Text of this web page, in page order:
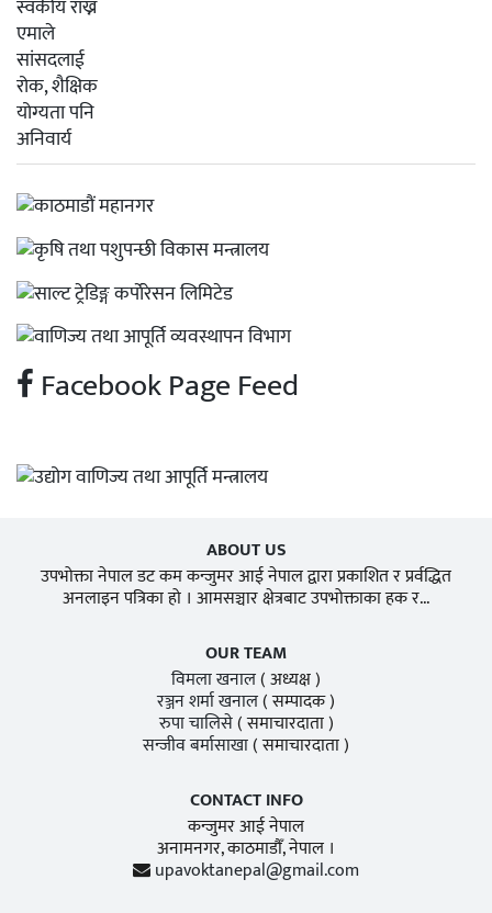
Facebook Page Feed
ABOUT US
उपभोक्ता नेपाल डट कम कन्जुमर आई नेपाल द्वारा प्रकाशित र प्रर्वद्धित
अनलाइन पत्रिका हो । आमसञ्चार क्षेत्रबाट उपभोक्ताका हक र...
OUR TEAM
विमला खनाल( अध्यक्ष )
रञ्जन शर्मा खनाल( सम्पादक )
रुपा चालिसे( समाचारदाता )
सन्जीव बर्मासाखा( समाचारदाता )
CONTACT INFO
कन्जुमर आई नेपाल
अनामनगर, काठमाडाैँ, नेपाल ।
upavoktanepal@gmail.com